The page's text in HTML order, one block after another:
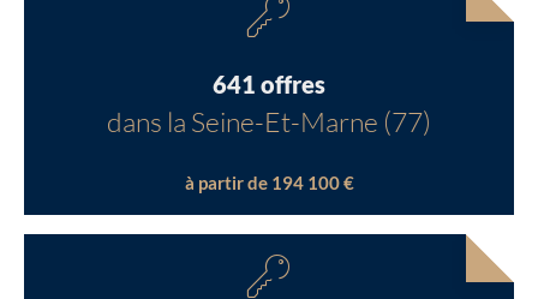
641 offres
dans la Seine-Et-Marne (77)
à partir de 194 100 €